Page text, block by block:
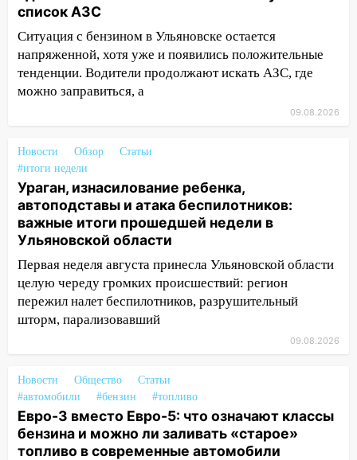
измениться: гороскоп на 9 августа —
три знака получат шанс, который нельзя
упустить
08.08.2026
20:10
Во время урагана в Ульяновске на
заблокировало в машине двух женщин
17:15
В Ульяновской области
ремонтируют девять мостов: один уже
готов, ещё два — почти завершены
урагана 8 августа
16:38 Прогноз погоды в Ульяновской
области на 9 августа
время»
16:17
Мелекесский район первым в
Ульяновской области намолотил более
100 тысяч тонн зерна
список АЗС
Ситуация с бензином в Ульяновске остается
напряженной, хотя уже и появились положительные
тенденции. Водители продолжают искать АЗС, где
можно заправиться, а
09.08.2026
Новости Обзор
Статьи
#итоги недели
Ураган, изнасилование ребенка,
автоподставы и атака беспилотников:
важные итоги прошедшей недели в
Ульяновской области
Первая неделя августа принесла Ульяновской области
целую череду громких происшествий: регион
пережил налет беспилотников, разрушительный
шторм, парализовавший
09.08.2026
Новости Общество
Статьи
#автомобили
#бензин #топливо
Евро-3 вместо Евро-5: что означают классы
бензина и можно ли заливать «старое»
топливо в современные автомобили